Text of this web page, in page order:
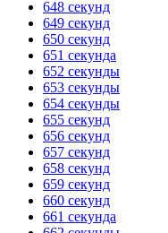
648 секунд
649 секунд
650 секунд
651 секунда
652 секунды
653 секунды
654 секунды
655 секунд
656 секунд
657 секунд
658 секунд
659 секунд
660 секунд
661 секунда